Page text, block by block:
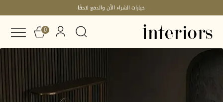
خيارات الشراء الآن والدفع لاحقًا
0